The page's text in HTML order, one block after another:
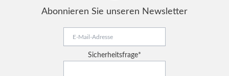
Abonnieren Sie unseren Newsletter
Adresse
Pflichtfeld
Sicherheitsfrage*